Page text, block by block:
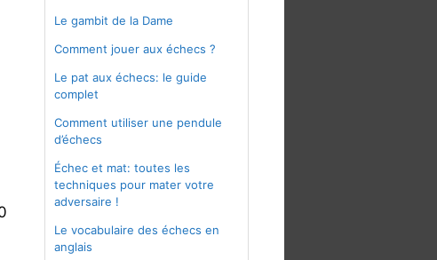
Le gambit de la Dame
Comment jouer aux échecs ?
Le pat aux échecs: le guide
complet
Comment utiliser une pendule
d’échecs
Échec et mat: toutes les
techniques pour mater votre
adversaire !
Le vocabulaire des échecs en
anglais